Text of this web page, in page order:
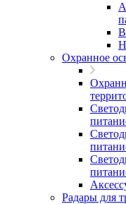
Охранное
Радары для